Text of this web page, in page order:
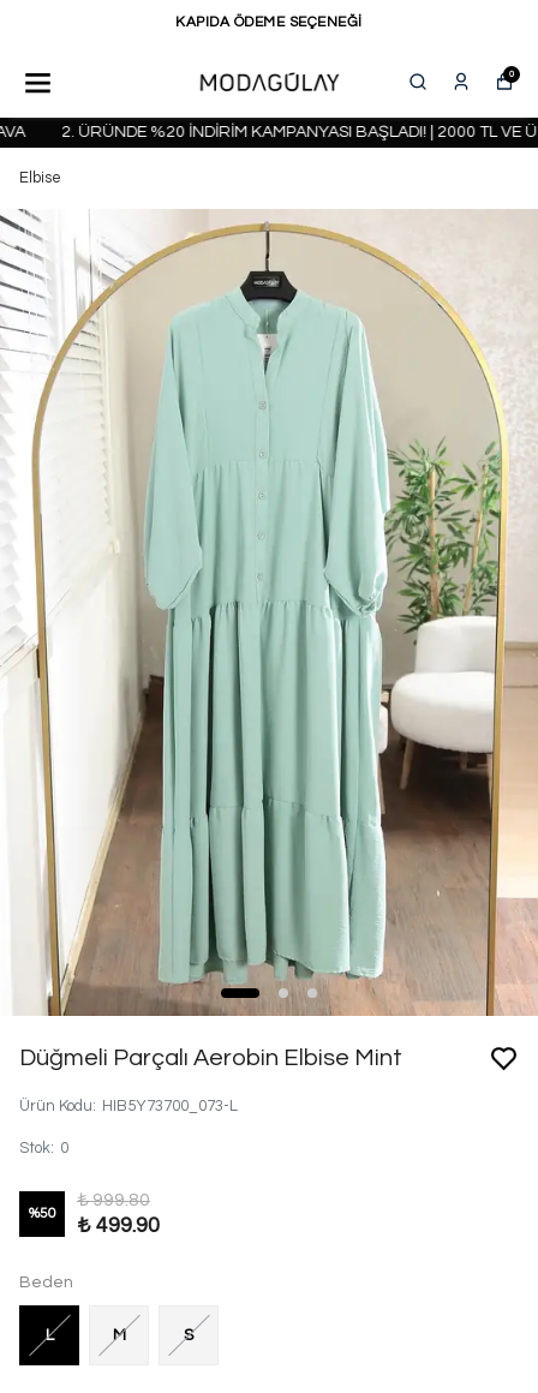
KAPIDA ÖDEME SEÇENEĞİ
0
2. ÜRÜNDE %20 İNDİRİM KAMPANYASI BAŞLADI! | 2000 TL VE
Elbise
Düğmeli Parçalı Aerobin Elbise Mint
Ürün Kodu: HIB5Y73700_073-L
Stok: 0
%50
₺ 999.80
₺ 499.90
Beden
L M S